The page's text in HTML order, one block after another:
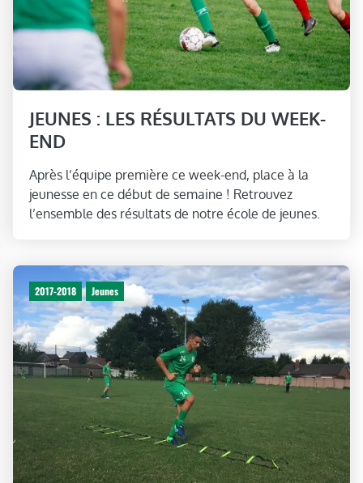
JEUNES : LES RÉSULTATS DU WEEK-
END
Après l’équipe première ce week-end, place à la
jeunesse en ce début de semaine ! Retrouvez
l’ensemble des résultats de notre école de jeunes.
2017-2018 Jeunes